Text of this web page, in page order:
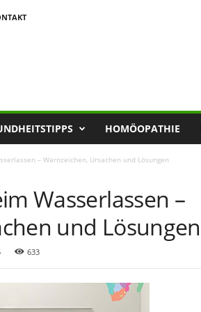
HOMÖOPATHIE
– Warnzeichen, Ursachen und Lösungen
Wasserlassen –
und Lösungen
633